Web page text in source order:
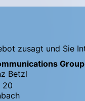
zusagt und Sie
Group
Betzl
20